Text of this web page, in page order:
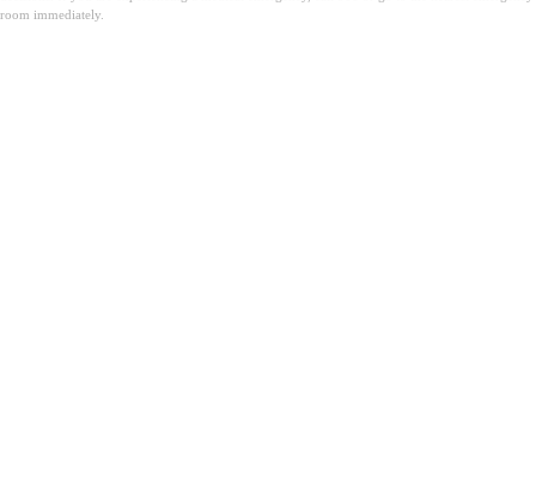
room immediately.